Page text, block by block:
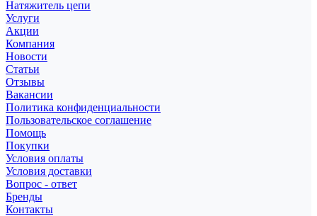
Натяжитель цепи
Услуги
Акции
Компания
Новости
Статьи
Отзывы
Вакансии
Политика конфиденциальности
Пользовательское соглашение
Помощь
Покупки
Условия оплаты
Условия доставки
Вопрос - ответ
Бренды
Контакты